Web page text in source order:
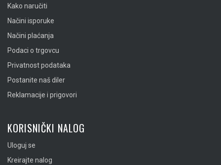
Kako naručiti
Načini isporuke
Načini plaćanja
Podaci o trgovcu
Privatnost podataka
Postanite naš diler
Reklamacije i prigovori
KORISNIČKI NALOG
Uloguj se
Kreirajte nalog